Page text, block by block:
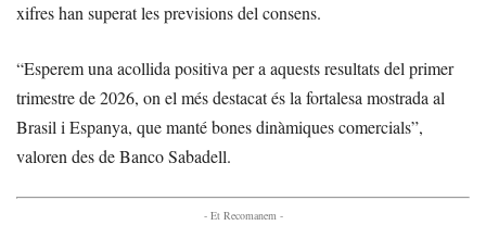
xifres han superat les previsions del consens.
“Esperem una acollida positiva per a aquests resultats del primer
trimestre de 2026, on el més destacat és la fortalesa mostrada al
Brasil i Espanya, que manté bones dinàmiques comercials”,
valoren des de Banco Sabadell.
- Et Recomanem -